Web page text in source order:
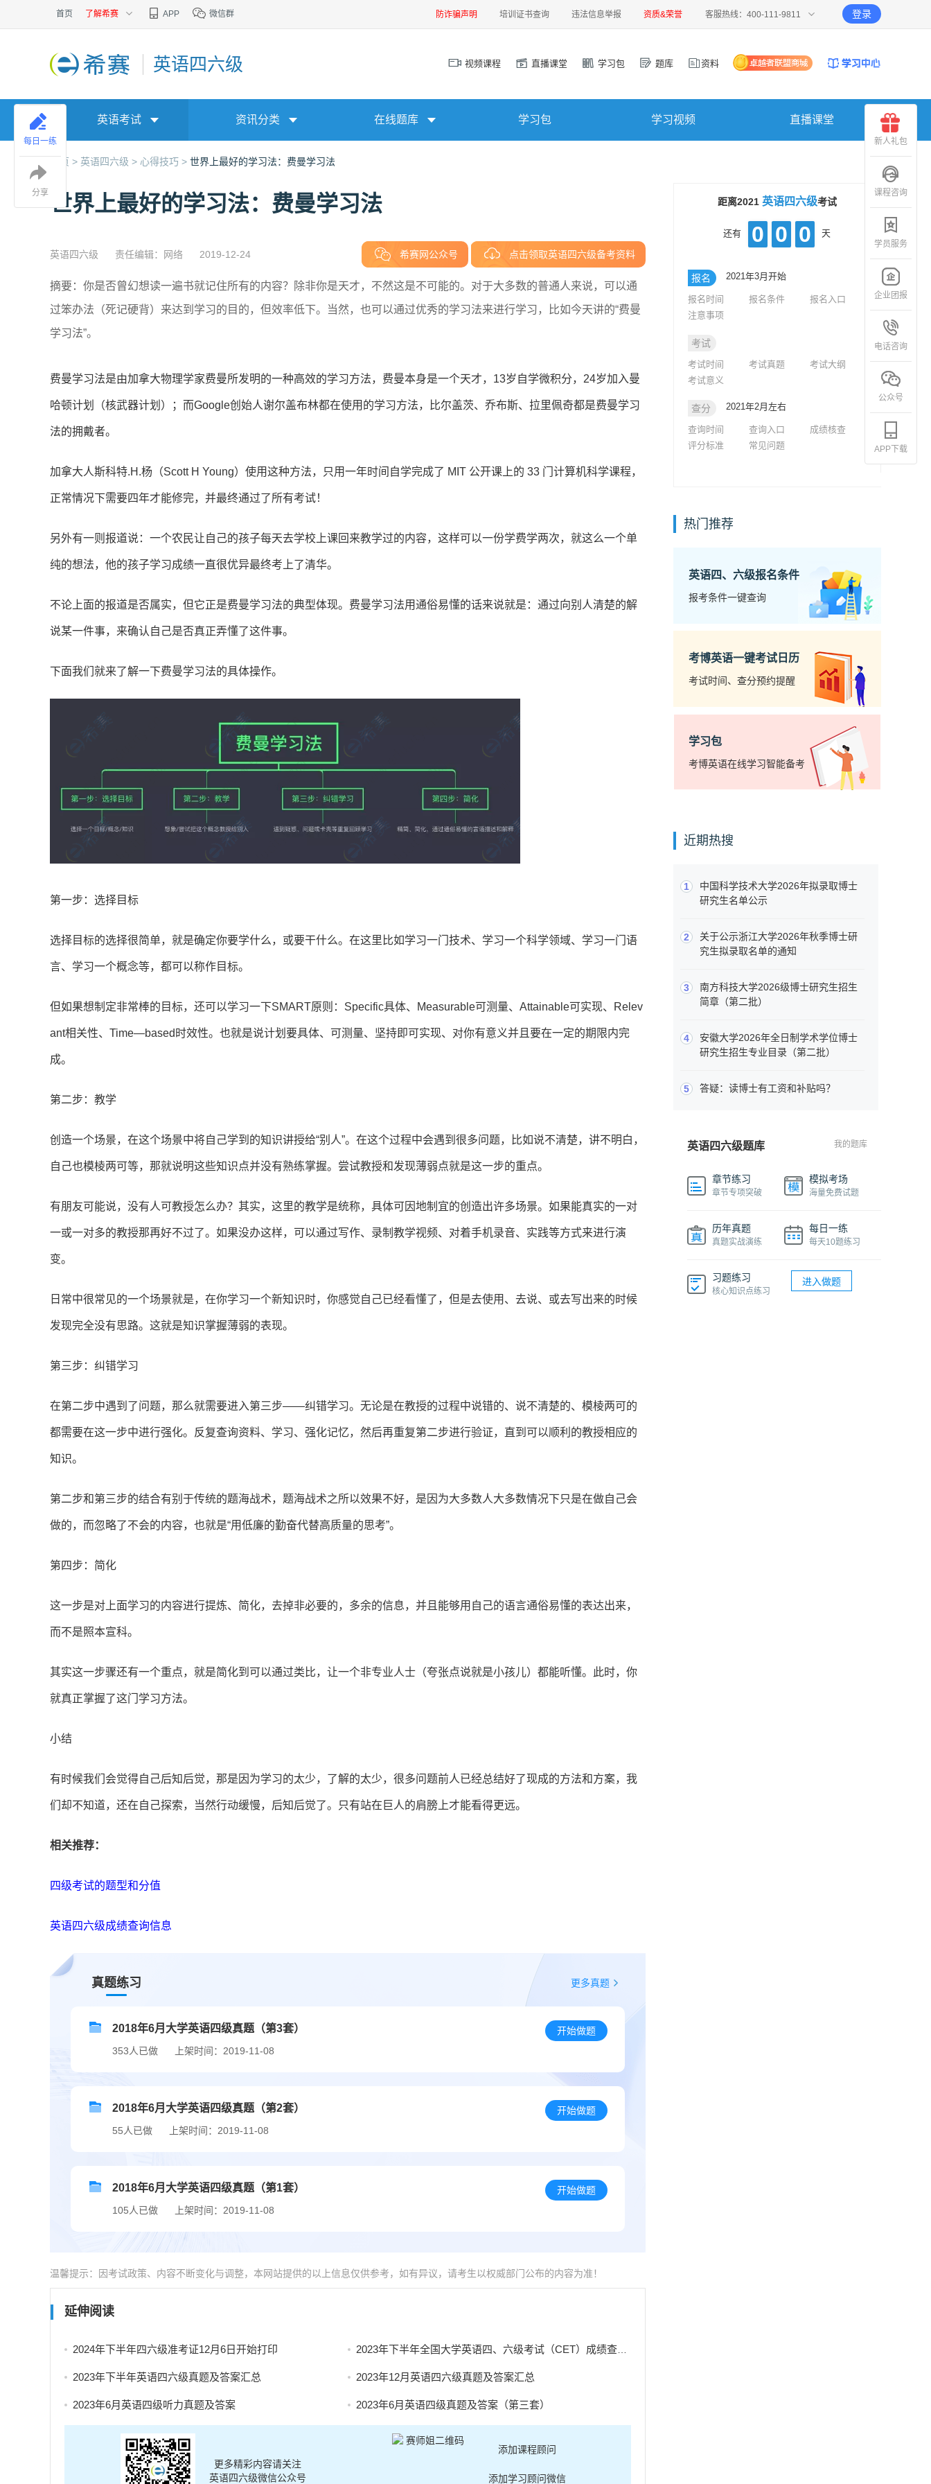
首页 了解希赛 APP 微信群 防诈骗声明 培训证书查询 违法信息举报 资质&荣誉 客服热线：400-111-9811 登录
英语四六级 视频课程 直播课堂 学习包 题库 资料
英语考试 资讯分类 在线题库 学习包 学习视频 直播课堂
首页 > 英语四六级 > 心得技巧 > 世界上最好的学习法：费曼学习法
世界上最好的学习法：费曼学习法
英语四六级 责任编辑：网络 2019-12-24 希赛网公众号 点击领取英语四六级备考资料
摘要：你是否曾幻想读一遍书就记住所有的内容？除非你是天才，不然这是不可能的。对于大多数的普通人来说，可以通
过笨办法（死记硬背）来达到学习的目的，但效率低下。当然，也可以通过优秀的学习法来进行学习，比如今天讲的“费曼
学习法”。
费曼学习法是由加拿大物理学家费曼所发明的一种高效的学习方法，费曼本身是一个天才，13岁自学微积分，24岁加入曼
哈顿计划（核武器计划）；而Google创始人谢尔盖布林都在使用的学习方法，比尔盖茨、乔布斯、拉里佩奇都是费曼学习
法的拥戴者。
加拿大人斯科特.H.杨（Scott H Young）使用这种方法，只用一年时间自学完成了 MIT 公开课上的 33 门计算机科学课程，
正常情况下需要四年才能修完，并最终通过了所有考试！
另外有一则报道说：一个农民让自己的孩子每天去学校上课回来教学过的内容，这样可以一份学费学两次，就这么一个单
纯的想法，他的孩子学习成绩一直很优异最终考上了清华。
不论上面的报道是否属实，但它正是费曼学习法的典型体现。费曼学习法用通俗易懂的话来说就是：通过向别人清楚的解
说某一件事，来确认自己是否真正弄懂了这件事。
下面我们就来了解一下费曼学习法的具体操作。
第一步：选择目标
选择目标的选择很简单，就是确定你要学什么，或要干什么。在这里比如学习一门技术、学习一个科学领域、学习一门语
言、学习一个概念等，都可以称作目标。
但如果想制定非常棒的目标，还可以学习一下SMART原则：Specific具体、Measurable可测量、Attainable可实现、Relev
ant相关性、Time—based时效性。也就是说计划要具体、可测量、坚持即可实现、对你有意义并且要在一定的期限内完
成。
第二步：教学
创造一个场景，在这个场景中将自己学到的知识讲授给“别人”。在这个过程中会遇到很多问题，比如说不清楚，讲不明白，
自己也模棱两可等，那就说明这些知识点并没有熟练掌握。尝试教授和发现薄弱点就是这一步的重点。
有朋友可能说，没有人可教授怎么办？其实，这里的教学是统称，具体可因地制宜的创造出许多场景。如果能真实的一对
一或一对多的教授那再好不过了。如果没办这样，可以通过写作、录制教学视频、对着手机录音、实践等方式来进行演
变。
日常中很常见的一个场景就是，在你学习一个新知识时，你感觉自己已经看懂了，但是去使用、去说、或去写出来的时候
发现完全没有思路。这就是知识掌握薄弱的表现。
第三步：纠错学习
在第二步中遇到了问题，那么就需要进入第三步——纠错学习。无论是在教授的过程中说错的、说不清楚的、模棱两可的
都需要在这一步中进行强化。反复查询资料、学习、强化记忆，然后再重复第二步进行验证，直到可以顺利的教授相应的
知识。
第二步和第三步的结合有别于传统的题海战术，题海战术之所以效果不好，是因为大多数人大多数情况下只是在做自己会
做的，而忽略了不会的内容，也就是“用低廉的勤奋代替高质量的思考”。
第四步：简化
这一步是对上面学习的内容进行提炼、简化，去掉非必要的，多余的信息，并且能够用自己的语言通俗易懂的表达出来，
而不是照本宣科。
其实这一步骤还有一个重点，就是简化到可以通过类比，让一个非专业人士（夸张点说就是小孩儿）都能听懂。此时，你
就真正掌握了这门学习方法。
小结
有时候我们会觉得自己后知后觉，那是因为学习的太少，了解的太少，很多问题前人已经总结好了现成的方法和方案，我
们却不知道，还在自己探索，当然行动缓慢，后知后觉了。只有站在巨人的肩膀上才能看得更远。
相关推荐：
四级考试的题型和分值
英语四六级成绩查询信息
真题练习 更多真题
2018年6月大学英语四级真题（第3套）
353人已做 上架时间：2019-11-08
开始做题
2018年6月大学英语四级真题（第2套）
55人已做 上架时间：2019-11-08
开始做题
2018年6月大学英语四级真题（第1套）
105人已做 上架时间：2019-11-08
开始做题
温馨提示：因考试政策、内容不断变化与调整，本网站提供的以上信息仅供参考，如有异议，请考生以权威部门公布的内容为准！
延伸阅读
2024年下半年四六级准考证12月6日开始打印 2023年下半年全国大学英语四、六级考试（CET）成绩查询有关安排
2023年下半年英语四六级真题及答案汇总 2023年12月英语四六级真题及答案汇总
2023年6月英语四级听力真题及答案 2023年6月英语四级真题及答案（第三套）
更多精彩内容请关注
英语四六级微信公众号
添加课程顾问
添加学习顾问微信
距离2021 英语四六级考试
还有 0 0 0 天
报名 2021年3月开始
报名时间 报名条件
报名入口
注意事项
考试
考试时间 考试真题
考试大纲
考试意义
查分 2021年2月左右
查询时间 查询入口
成绩核查
评分标准
常见问题
热门推荐
英语四、六级报名条件
报考条件一键查询
考博英语一键考试日历
考试时间、查分预约提醒
学习包
考博英语在线学习智能备考
近期热搜
1
中国科学技术大学2026年拟录取博士
研究生名单公示
2
关于公示浙江大学2026年秋季博士研
究生拟录取名单的通知
3
南方科技大学2026级博士研究生招生
简章（第二批）
4
安徽大学2026年全日制学术学位博士
研究生招生专业目录（第二批）
5 答疑：读博士有工资和补贴吗？
英语四六级题库 我的题库
章节练习
章节专项突破
模拟考场
海量免费试题
历年真题
真题实战演练
每日一练
每天10题练习
习题练习
核心知识点练习
进入做题
每日一练
分享
新人礼包
课程咨询
学员服务
企业团报
电话咨询
公众号
APP下载